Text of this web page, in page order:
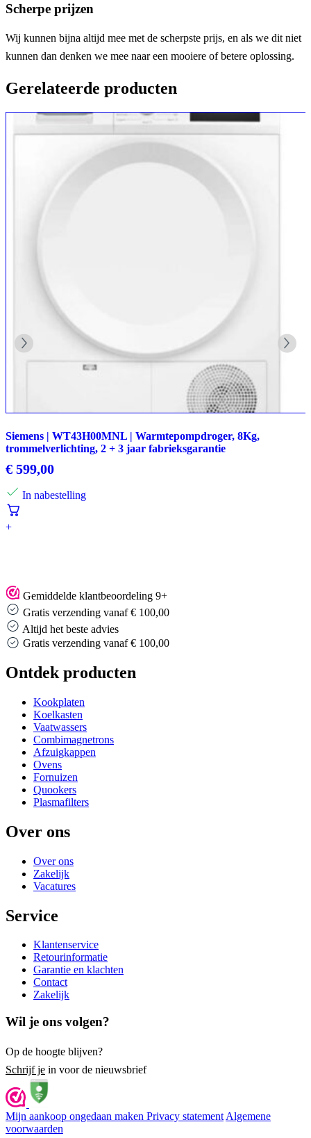
Scherpe prijzen
Wij kunnen bijna altijd mee met de scherpste prijs, en als we dit niet
kunnen dan denken we mee naar een mooiere of betere oplossing.
Gerelateerde producten
Siemens | WT43H00MNL | Warmtepompdroger, 8Kg,
trommelverlichting, 2 + 3 jaar fabrieksgarantie
€ 599,00
In nabestelling
+
Gemiddelde klantbeoordeling 9+
Gratis verzending vanaf € 100,00
Altijd het beste advies
Altijd het beste advies
Ontdek producten
Kookplaten
Koelkasten
Vaatwassers
Combimagnetrons
Afzuigkappen
Ovens
Fornuizen
Quookers
Plasmafilters
Over ons
Over ons
Zakelijk
Vacatures
Service
Klantenservice
Retourinformatie
Garantie en klachten
Contact
Zakelijk
Wil je ons volgen?
Op de hoogte blijven?
Schrijf je in voor de nieuwsbrief
Mijn aankoop ongedaan maken Privacy statement Algemene
voorwaarden